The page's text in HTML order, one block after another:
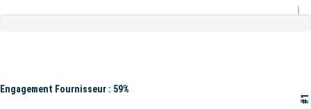
Engagement Fournisseur : 59%
#1